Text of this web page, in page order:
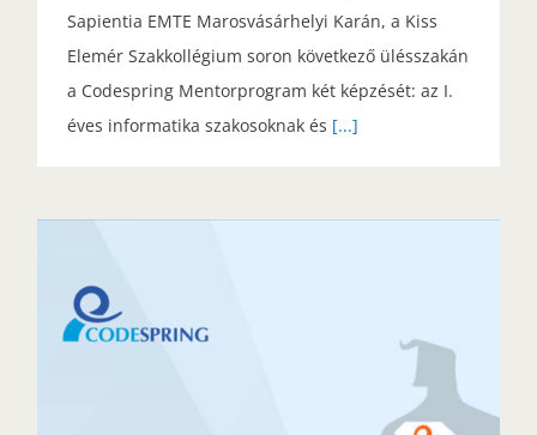
Sapientia EMTE Marosvásárhelyi Karán, a Kiss
Elemér Szakkollégium soron következő ülésszakán
a Codespring Mentorprogram két képzését: az I.
éves informatika szakosoknak és [...]